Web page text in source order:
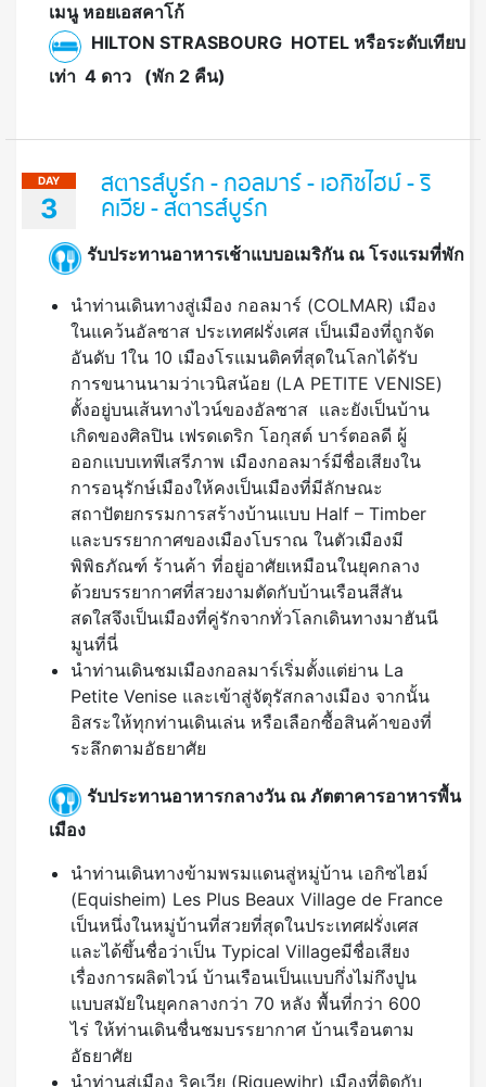
เมนู หอยเอสคาโก้
HILTON STRASBOURG HOTEL หรือระดับเทียบ
เท่า 4 ดาว (พัก 2 คืน)
DAY
3
สตารส์บูร์ก - กอลมาร์ - เอกิซไฮม์ - ริ
คเวีย - สตารส์บูร์ก
รับประทานอาหารเช้าแบบอเมริกัน ณ โรงแรมที่พัก
นำท่านเดินทางสู่เมือง กอลมาร์ (COLMAR) เมือง
ในแคว้นอัลซาส ประเทศฝรั่งเศส เป็นเมืองที่ถูกจัด
อันดับ 1ใน 10 เมืองโรแมนติคที่สุดในโลกได้รับ
การขนานนามว่าเวนิสน้อย (LA PETITE VENISE)
ตั้งอยู่บนเส้นทางไวน์ของอัลซาส และยังเป็นบ้าน
เกิดของศิลปิน เฟรดเดริก โอกุสต์ บาร์ตอลดี ผู้
ออกแบบเทพีเสรีภาพ เมืองกอลมาร์มีชื่อเสียงใน
การอนุรักษ์เมืองให้คงเป็นเมืองที่มีลักษณะ
สถาปัตยกรรมการสร้างบ้านแบบ Half – Timber
และบรรยากาศของเมืองโบราณ ในตัวเมืองมี
พิพิธภัณฑ์ ร้านค้า ที่อยู่อาศัยเหมือนในยุคกลาง
ด้วยบรรยากาศที่สวยงามตัดกับบ้านเรือนสีสัน
สดใสจึงเป็นเมืองที่คู่รักจากทั่วโลกเดินทางมาฮันนี
มูนที่นี่
นำท่านเดินชมเมืองกอลมาร์เริ่มตั้งแต่ย่าน La
Petite Venise และเข้าสู่จัตุรัสกลางเมือง จากนั้น
อิสระให้ทุกท่านเดินเล่น หรือเลือกซื้อสินค้าของที่
ระลึกตามอัธยาศัย
รับประทานอาหารกลางวัน ณ ภัตตาคารอาหารพื้น
เมือง
นำท่านเดินทางข้ามพรมแดนสู่หมู่บ้าน เอกิซไฮม์
(Equisheim) Les Plus Beaux Village de France
เป็นหนึ่งในหมู่บ้านที่สวยที่สุดในประเทศฝรั่งเศส
และได้ขึ้นชื่อว่าเป็น Typical Villageมีชื่อเสียง
เรื่องการผลิตไวน์ บ้านเรือนเป็นแบบกึ่งไม่กึงปูน
แบบสมัยในยุคกลางกว่า 70 หลัง พื้นที่กว่า 600
ไร่ ให้ท่านเดินชื่นชมบรรยากาศ บ้านเรือนตาม
อัธยาศัย
นำท่านสู่เมือง ริคเวีย (Riquewihr) เมืองที่ติดกับ